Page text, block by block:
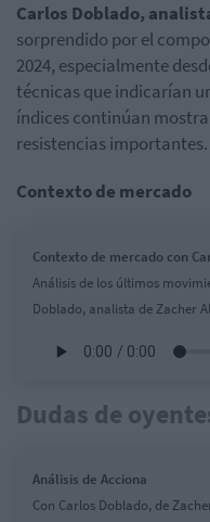
Carlos Doblado,
sorprendido por el
2024, especialmente
técnicas que indicarían
índices continúan
resistencias importantes.
Contexto de mercado
Contexto de mercado con
Análisis de los últimos
Doblado, analista de Zacher
Dudas de
Análisis de Acciona
Con Carlos Doblado, de